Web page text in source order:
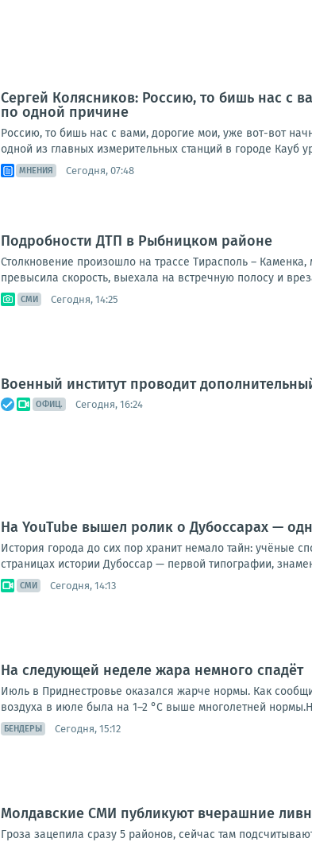
Сергей Колясников: Россию, то бишь нас с
по одной причине
Россию, то бишь нас с вами, дорогие мои, уже вот-вот
одной из главных измерительных станций в городе Кауб
МНЕНИЯ Сегодня, 07:48
Подробности ДТП в Рыбницком районе
Столкновение произошло на трассе Тирасполь –
превысила скорость, выехала на встречную полосу и
СМИ Сегодня, 14:25
Военный институт проводит
ОФИЦ. Сегодня, 16:24
На YouTube вышел ролик о Дубоссарах —
История города до сих пор хранит немало тайн: учёные
страницах истории Дубоссар — первой типографии,
СМИ Сегодня, 14:13
На следующей неделе жара немного спадёт
Июль в Приднестровье оказался жарче нормы. Как
воздуха в июле была на 1–2 °С выше многолетней
БЕНДЕРЫ Сегодня, 15:12
Молдавские СМИ публикуют вчерашние
Гроза зацепила сразу 5 районов, сейчас там